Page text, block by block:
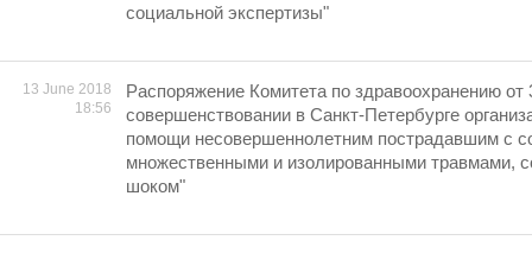
социальной экспертизы"
13 June 2018
18:56
Распоряжение Комитета по здравоохранению
совершенствовании в Санкт-Петербурге
помощи несовершеннолетним пострадавшим с
множественными и изолированными травмами,
шоком"